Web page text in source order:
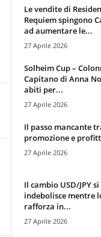
Le vendite di
Requiem spingono
ad aumentare le...
27 Aprile 2026
Solheim Cup –
Capitano di Anna
abiti per...
27 Aprile 2026
Il passo mancante
promozione e
27 Aprile 2026
Il cambio USD/JPY si
indebolisce mentre
rafforza in...
27 Aprile 2026